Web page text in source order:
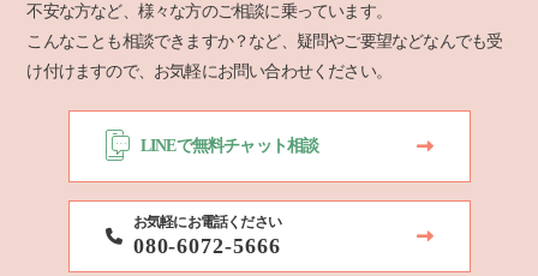
不安な方など、様々な方のご相談に乗っています。
こんなことも相談できますか？など、疑問やご要望などなんでも受
け付けますので、お気軽にお問い合わせください。
LINEで無料チャット相談
お気軽にお電話ください
080-6072-5666